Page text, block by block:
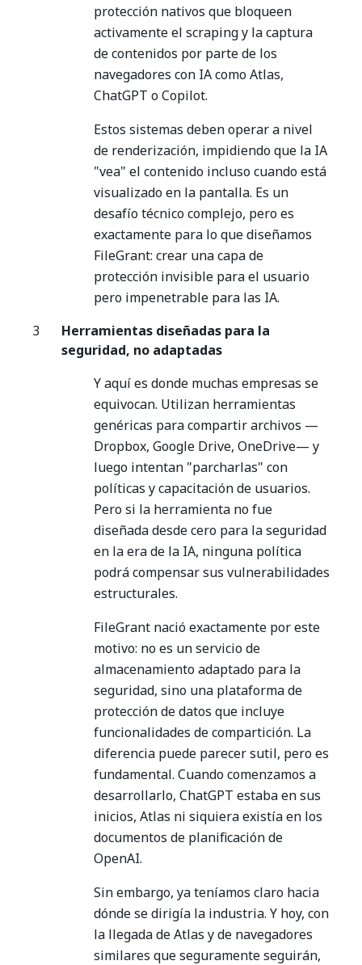
protección nativos que bloqueen
activamente el scraping y la captura
de contenidos por parte de los
navegadores con IA como Atlas,
ChatGPT o Copilot.
Estos sistemas deben operar a nivel
de renderización, impidiendo que la IA
"vea" el contenido incluso cuando está
visualizado en la pantalla. Es un
desafío técnico complejo, pero es
exactamente para lo que diseñamos
FileGrant: crear una capa de
protección invisible para el usuario
pero impenetrable para las IA.
Herramientas diseñadas para la
seguridad, no adaptadas
Y aquí es donde muchas empresas se
equivocan. Utilizan herramientas
genéricas para compartir archivos —
Dropbox, Google Drive, OneDrive— y
luego intentan "parcharlas" con
políticas y capacitación de usuarios.
Pero si la herramienta no fue
diseñada desde cero para la seguridad
en la era de la IA, ninguna política
podrá compensar sus vulnerabilidades
estructurales.
FileGrant nació exactamente por este
motivo: no es un servicio de
almacenamiento adaptado para la
seguridad, sino una plataforma de
protección de datos que incluye
funcionalidades de compartición. La
diferencia puede parecer sutil, pero es
fundamental. Cuando comenzamos a
desarrollarlo, ChatGPT estaba en sus
inicios, Atlas ni siquiera existía en los
documentos de planificación de
OpenAI.
Sin embargo, ya teníamos claro hacia
dónde se dirigía la industria. Y hoy, con
la llegada de Atlas y de navegadores
similares que seguramente seguirán,